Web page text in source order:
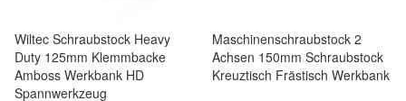
Wiltec Schraubstock Heavy
Duty 125mm Klemmbacke
Amboss Werkbank HD
Spannwerkzeug
Maschinenschraubstock 2
Achsen 150mm Schraubstock
Kreuztisch Frästisch Werkbank